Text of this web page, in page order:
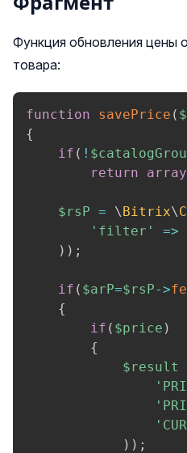
Функция обновления цены
товара:
function savePrice (
{
if ( !
return
array
$rsP = \Bitrix\
'filter'
=>
) ) ;
if ( $arP=$rsP->
{
if ( $price )
{
$result
) ) ;